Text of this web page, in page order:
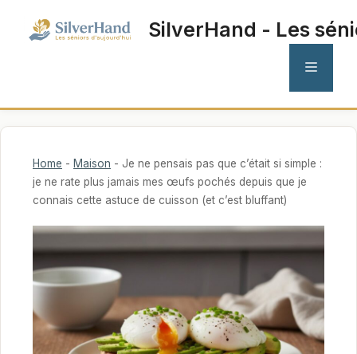
SilverHand - Les
MENU
Home - Maison - Je ne pensais pas que c’était si simple :
je ne rate plus jamais mes œufs pochés depuis que je
connais cette astuce de cuisson (et c’est bluffant)